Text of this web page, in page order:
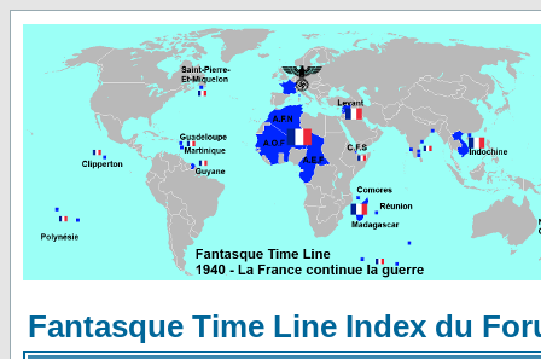
Fantasque Time Line Index du